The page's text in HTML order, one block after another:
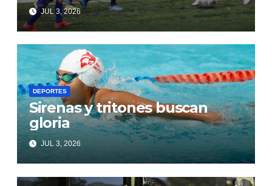
JUL 3, 2026
DEPORTES
Sirenas y tritones buscan
gloria
JUL 3, 2026